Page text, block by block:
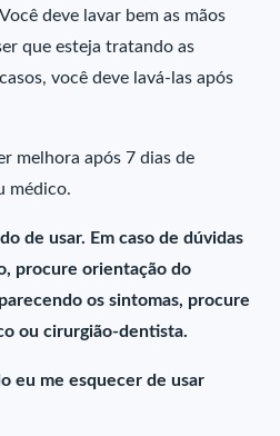
deve lavar bem as mãos
que esteja tratando as
você deve lavá-las após
melhora após 7 dias de
médico.
de usar. Em caso de dúvidas
procure orientação do
os sintomas, procure
ou cirurgião-dentista.
eu me esquecer de usar